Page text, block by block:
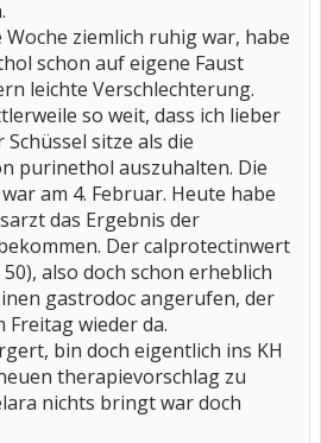
ziemlich ruhig war, habe
schon auf eigene Faust
leichte Verschlechterung.
so weit, dass ich lieber
sitze als die
purinethol auszuhalten. Die
am 4. Februar. Heute habe
das Ergebnis der
Der calprotectinwert
also doch schon erheblich
gastrodoc angerufen, der
wieder da.
bin doch eigentlich ins KH
therapievorschlag zu
nichts bringt war doch